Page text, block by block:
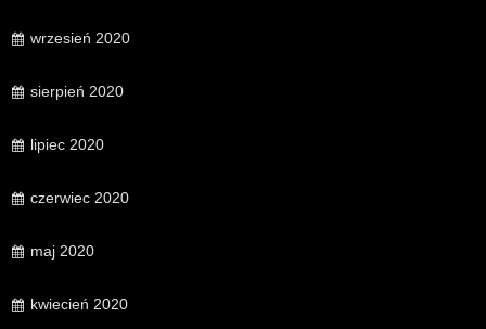
wrzesień 2020
sierpień 2020
lipiec 2020
czerwiec 2020
maj 2020
kwiecień 2020